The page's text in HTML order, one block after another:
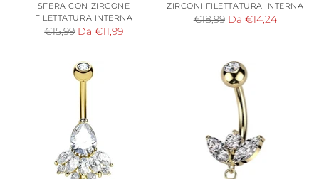
SFERA CON ZIRCONE
FILETTATURA INTERNA
Prezzo
€15,99 Da €11,99
ZIRCONI FILETTATURA INTERNA
Prezzo
€18,99 Da €14,24